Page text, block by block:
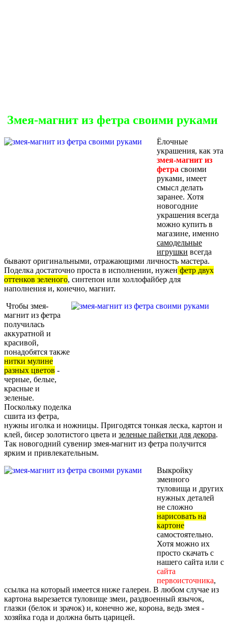
Змея-магнит из фетра своими руками
Ёлочные
украшения, как эта
змея-магнит из
фетра своими
руками, имеет
смысл делать
заранее. Хотя
новогодние
украшения всегда
можно купить в
магазине, именно
самодельные
игрушки всегда
бывают оригинальными, отражающими личность мастера.
Поделка достаточно проста в исполнении, нужен фетр двух
оттенков зеленого, синтепон или холлофайбер для
наполнения и, конечно, магнит.
Чтобы змея-
магнит из фетра
получилась
аккуратной и
красивой,
понадобятся также
нитки мулине
разных цветов -
черные, белые,
красные и
зеленые.
Поскольку поделка
сшита из фетра,
нужны иголка и ножницы. Пригодятся тонкая леска, картон и
клей, бисер золотистого цвета и зеленые пайетки для декора.
Так новогодний сувенир змея-магнит из фетра получится
ярким и привлекательным.
Выкройку
змеиного
туловища и других
нужных деталей
не сложно
нарисовать на
картоне
самостоятельно.
Хотя можно их
просто скачать с
нашего сайта или с
сайта
первоисточника,
ссылка на который имеется ниже галереи. В любом случае из
картона вырезается туловище змеи, раздвоенный язычок,
глазки (белок и зрачок) и, конечно же, корона, ведь змея -
хозяйка года и должна быть царицей.